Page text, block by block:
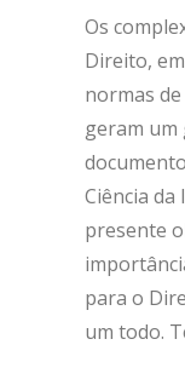
Os
Direito,
normas
geram um
Ciência da
presente
para o
um todo.